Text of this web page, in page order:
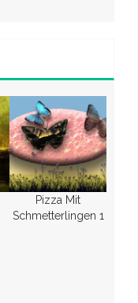
Pizza Mit
Schmetterlingen 1